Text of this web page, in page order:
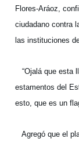
Flores-Aráoz,
ciudadano contra
las instituciones
“Ojalá que esta
estamentos del
esto, que es un
Agregó que el